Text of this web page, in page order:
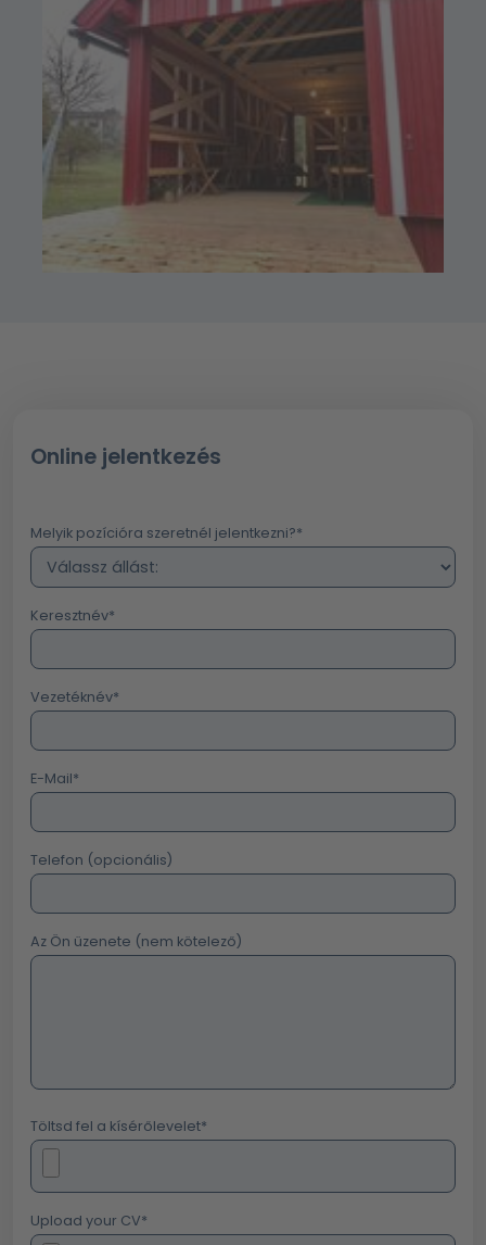
Online jelentkezés
Melyik pozícióra szeretnél jelentkezni?*
Keresztnév*
Vezetéknév*
E-Mail*
Telefon (opcionális)
Az Ön üzenete (nem kötelező)
Töltsd fel a kísérőlevelet*
Upload your CV*